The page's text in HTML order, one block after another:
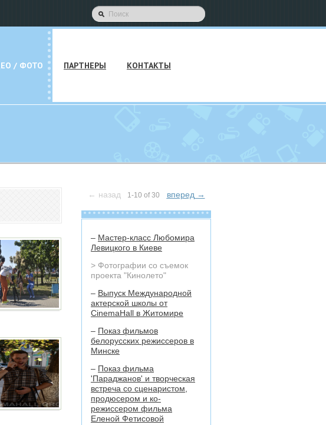
/ ФОТО ПАРТНЕРЫ КОНТАКТЫ
← назад 1-10 of 30 вперед →
– Мастер-класс Любомира
Левицкого в Киеве
> Фотографии со съемок
проекта "Кинолето"
– Выпуск Международной
актерской школы от
CinemaHall в Житомире
– Показ фильмов
белорусских режиссеров в
Минске
– Показ фильма
'Параджанов' и творческая
встреча со сценаристом,
продюсером и ко-
режиссером фильма
Еленой Фетисовой